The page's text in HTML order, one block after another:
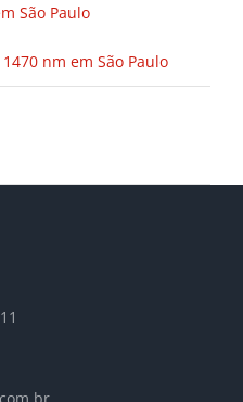
São Paulo
nm em São Paulo